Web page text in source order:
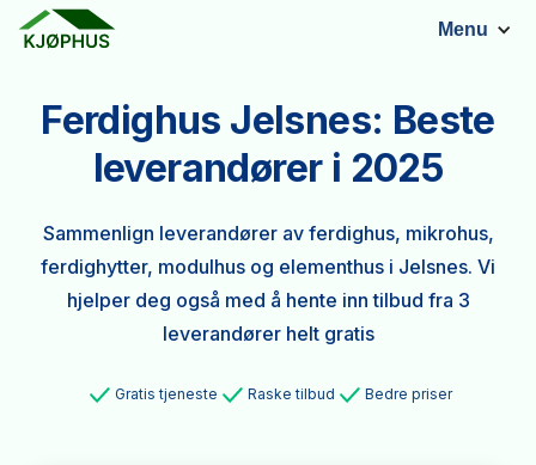
Menu
Ferdighus Jelsnes: Beste
leverandører i 2025
Sammenlign leverandører av ferdighus, mikrohus,
ferdighytter, modulhus og elementhus i Jelsnes. Vi
hjelper deg også med å hente inn tilbud fra 3
leverandører helt gratis
Gratis tjeneste Raske tilbud Bedre priser